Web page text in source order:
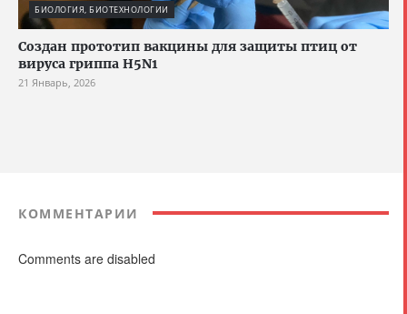
БИОЛОГИЯ, БИОТЕХНОЛОГИИ
Создан прототип вакцины для защиты птиц от
вируса гриппа H5N1
21 Январь, 2026
КОММЕНТАРИИ
Comments are disabled